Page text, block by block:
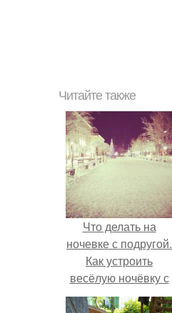
Читайте также
Что делать на
ночевке с подругой.
Как устроить
весёлую ночёвку с
подружками